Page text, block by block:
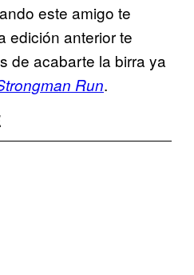
este amigo te
edición anterior te
de acabarte la birra ya
Run.